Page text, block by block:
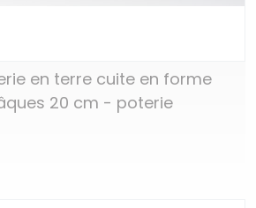
en terre cuite en forme
20 cm - poterie